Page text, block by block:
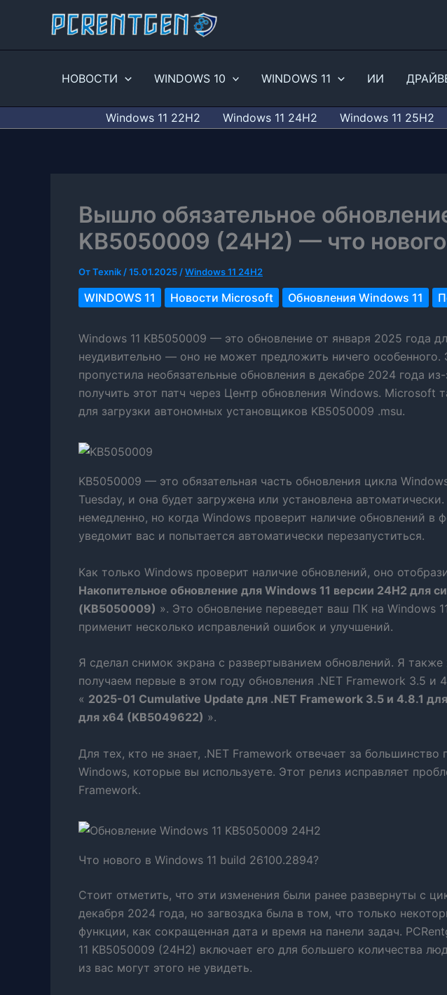
НОВОСТИ WINDOWS 10 WINDOWS 11 ИИ
Windows 11 22H2 Windows 11 24H2 Windows 11 25H2
Вышло обязательное
KB5050009 (24H2) — что
ОтTexnik /15.01.2025 /Windows 11 24H2
WINDOWS 11 Новости Microsoft Обновления Windows 11
Windows 11 KB5050009 — это обновление от января 2025 года
неудивительно — оно не может предложить ничего
пропустила необязательные обновления в декабре 2024 года
получить этот патч через Центр обновления Windows. Microsoft
для загрузки автономных установщиков KB5050009 .msu.
KB5050009 — это обязательная часть обновления цикла
Tuesday, и она будет загружена или установлена
немедленно, но когда Windows проверит наличие обновлений в
уведомит вас и попытается автоматически перезапуститься.
Как только Windows проверит наличие обновлений, оно
Накопительное обновление для Windows 11 версии 24H2 для
(KB5050009) ». Это обновление переведет ваш ПК на Windows
применит несколько исправлений ошибок и улучшений.
Я сделал снимок экрана с развертыванием обновлений. Я
получаем первые в этом году обновления .NET Framework 3.5 и
« 2025-01 Cumulative Update для .NET Framework 3.5 и 4.8.1
для x64 (KB5049622) ».
Для тех, кто не знает, .NET Framework отвечает за
Windows, которые вы используете. Этот релиз исправляет
Framework.
Что нового в Windows 11 build 26100.2894?
Стоит отметить, что эти изменения были ранее развернуты с
декабря 2024 года, но загвоздка была в том, что только
функции, как сокращенная дата и время на панели задач.
11 KB5050009 (24H2) включает его для большего количества
из вас могут этого не увидеть.